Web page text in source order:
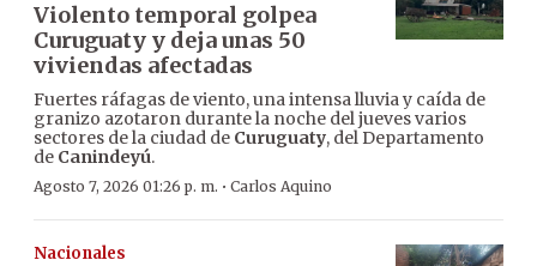
Violento temporal golpea
Curuguaty y deja unas 50
viviendas afectadas
Fuertes ráfagas de viento, una intensa lluvia y caída de
granizo azotaron durante la noche del jueves varios
sectores de la ciudad de Curuguaty, del Departamento
de Canindeyú.
Agosto 7, 2026 01:26 p. m. · Carlos Aquino
Nacionales